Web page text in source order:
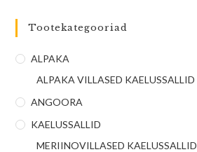
Tootekategooriad
ALPAKA
ALPAKA VILLASED KAELUSSALLID
ANGOORA
KAELUSSALLID
MERIINOVILLASED KAELUSSALLID